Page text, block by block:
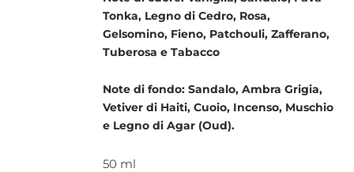
Tonka, Legno di Cedro, Rosa,
Gelsomino, Fieno, Patchouli, Zafferano,
Tuberosa e Tabacco
Note di fondo: Sandalo, Ambra Grigia,
Vetiver di Haiti, Cuoio, Incenso, Muschio
e Legno di Agar (Oud).
50 ml